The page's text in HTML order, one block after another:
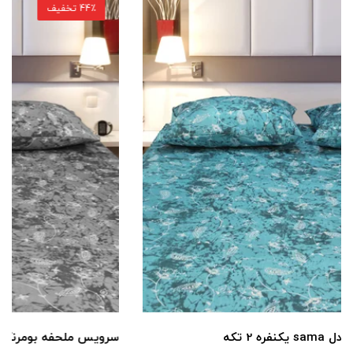
سرویس ملحفه بومرنگ مدل sama دونفره 3 تکه